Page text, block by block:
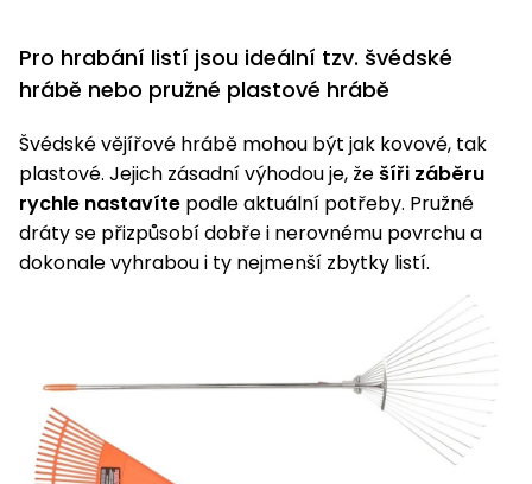
hrabla,
škrabky
Příslušenství
Pro hrabání listí jsou ideální tzv. švédské
hrábě nebo pružné plastové hrábě
Švédské vějířové hrábě mohou být jak kovové, tak
plastové. Jejich zásadní výhodou je, že šíři záběru
rychle nastavíte podle aktuální potřeby. Pružné
dráty se přizpůsobí dobře i nerovnému povrchu a
dokonale vyhrabou i ty nejmenší zbytky listí.